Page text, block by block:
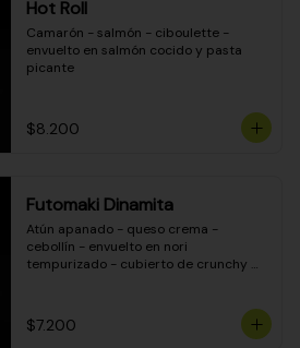
Hot Roll
Camarón - salmón - ciboulette -
envuelto en salmón cocido y pasta
picante
$8.200
Futomaki Dinamita
Atún apanado - queso crema -
cebollín - envuelto en nori
tempurizado - cubierto de crunchy
$7.200